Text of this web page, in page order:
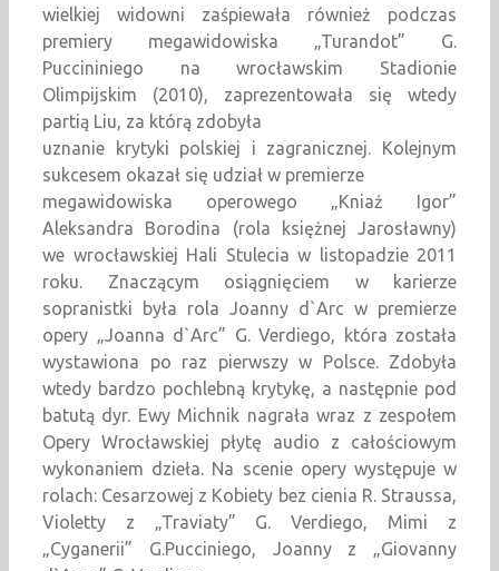
wielkiej widowni zaśpiewała również podczas
premiery megawidowiska „Turandot” G.
Puccininiego na wrocławskim Stadionie
Olimpijskim (2010), zaprezentowała się wtedy
partią Liu, za którą zdobyła
uznanie krytyki polskiej i zagranicznej. Kolejnym
sukcesem okazał się udział w premierze
megawidowiska operowego „Kniaź Igor”
Aleksandra Borodina (rola księżnej Jarosławny)
we wrocławskiej Hali Stulecia w listopadzie 2011
roku. Znaczącym osiągnięciem w karierze
sopranistki była rola Joanny d`Arc w premierze
opery „Joanna d`Arc” G. Verdiego, która została
wystawiona po raz pierwszy w Polsce. Zdobyła
wtedy bardzo pochlebną krytykę, a następnie pod
batutą dyr. Ewy Michnik nagrała wraz z zespołem
Opery Wrocławskiej płytę audio z całościowym
wykonaniem dzieła. Na scenie opery występuje w
rolach: Cesarzowej z Kobiety bez cienia R. Straussa,
Violetty z „Traviaty” G. Verdiego, Mimi z
„Cyganerii” G.Pucciniego, Joanny z „Giovanny